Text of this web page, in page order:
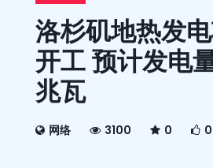
洛杉矶地热发
开工 预计发电
兆瓦
网络 3100 0 0